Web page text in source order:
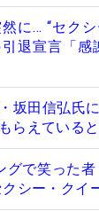
に… “セク
退宣言「感
坂田信弘氏
らえていると
グで笑った
シー・クイ